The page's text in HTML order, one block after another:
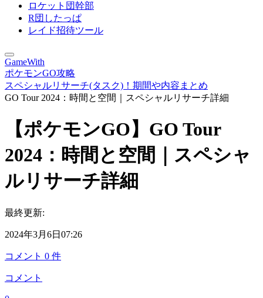
ロケット団幹部
R団したっぱ
レイド招待ツール
GameWith
ポケモンGO攻略
スペシャルリサーチ(タスク)！期間や内容まとめ
GO Tour 2024：時間と空間｜スペシャルリサーチ詳細
【ポケモンGO】GO Tour
2024：時間と空間｜スペシャ
ルリサーチ詳細
最終更新:
2024年3月6日07:26
コメント 0 件
コメント